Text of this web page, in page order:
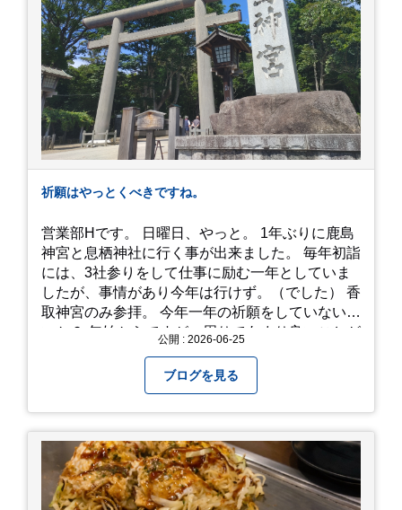
れは何個でも行けてしまう勢い、、！！！ 皆様も
静岡へ行く予定がありましたら是非とも召し上が
って見てください！予約は行っていないようなの
で、時と場合とタイミングと要相談で
す、、！！！
祈願はやっとくべきですね。
営業部Hです。 日曜日、やっと。 1年ぶりに鹿島
神宮と息栖神社に行く事が出来ました。 毎年初詣
には、3社参りをして仕事に励む一年としていま
したが、事情があり今年は行けず。（でした） 香
取神宮のみ参拝。 今年一年の祈願をしていないせ
いか？ 年始からですが、周りであまり良いことが
から、あっという間に半年が過ぎやっとこさ。 3
日後のこと。不思議ですね。 気にかかる事1つ
目。友人の長期入院から退院の知らせあり！ 気に
かかる事2つ目。疎遠だった知人の訪問あり！ 気
にかかるetcが徐々に....。 気の持ちようと、タイ
ミングかもしれませんが。お宮参りはお薦めで
す。
公開 : 2026-06-25
ブログを見る